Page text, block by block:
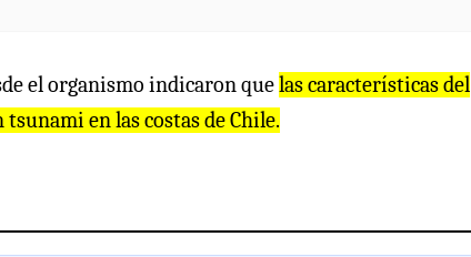
el organismo indicaron quelas características del
en las costas de Chile.